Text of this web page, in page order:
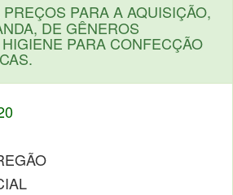
PARA A AQUISIÇÃO,
DE GÊNEROS
PARA CONFECÇÃO